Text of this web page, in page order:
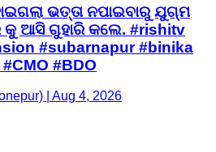
ଭତ୍ତା ନପାଇବାରୁ ଯୁଗ୍ମ
ଆସି ଗୁହାରି କଲେ. #rishitv
#subarnapur #binika
#BDO
| Aug 4, 2026